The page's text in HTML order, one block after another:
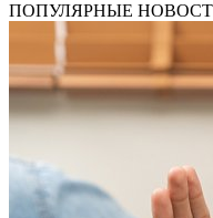
ПОПУЛЯРНЫЕ